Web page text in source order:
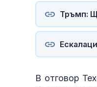
Тръмп:
В отговор